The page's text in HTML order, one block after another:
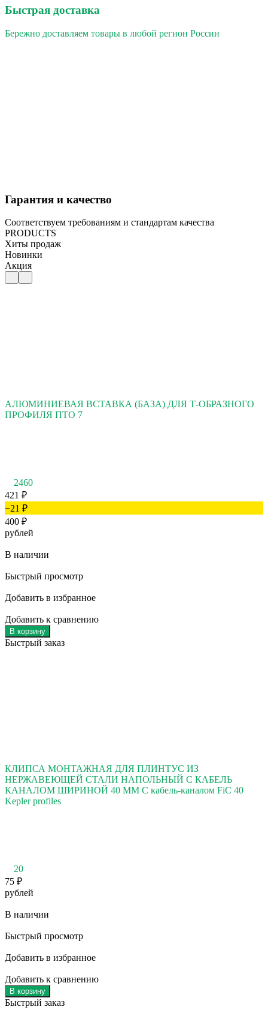
Быстрая доставка
Бережно доставляем товары в любой регион России
Гарантия и качество
Соответствуем требованиям и стандартам качества
PRODUCTS
Хиты продаж
Новинки
Акция
АЛЮМИНИЕВАЯ ВСТАВКА (БАЗА) ДЛЯ Т-ОБРАЗНОГО
ПРОФИЛЯ ПТО 7
2460
421 ₽
−21 ₽
400 ₽
рублей
В наличии
Быстрый просмотр
Добавить в избранное
Добавить к сравнению
В корзину
Быстрый заказ
КЛИПСА МОНТАЖНАЯ ДЛЯ ПЛИНТУС ИЗ
НЕРЖАВЕЮЩЕЙ СТАЛИ НАПОЛЬНЫЙ С КАБЕЛЬ
КАНАЛОМ ШИРИНОЙ 40 ММ С кабель-каналом FiC 40
Kepler profiles
20
75 ₽
рублей
В наличии
Быстрый просмотр
Добавить в избранное
Добавить к сравнению
В корзину
Быстрый заказ